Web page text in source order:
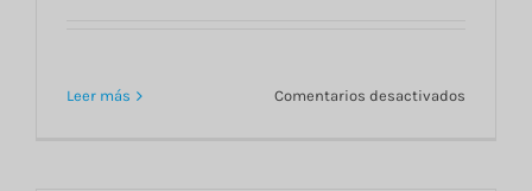
Leer más Comentarios desactivados